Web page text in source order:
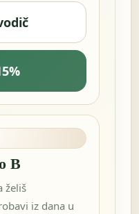
B
želiš
iz dana u